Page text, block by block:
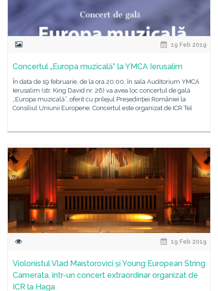
19 Feb 2019
Concertul „Europa muzicală” la YMCA Ierusalim
În data de 19 februarie, de la ora 20:00, în sala Auditorium YMCA
Ierusalim (str. King David nr. 26) va avea loc concertul de gală
„Europa muzicală”, oferit cu prilejul Președinției României la
Consiliul Uniunii Europene. Concertul este organizat de ICR Tel
19 Feb 2019
Violonistul Vlad Maistorovici și Young European String
Camerata, într-un concert extraordinar organizat de
ICR la Haga